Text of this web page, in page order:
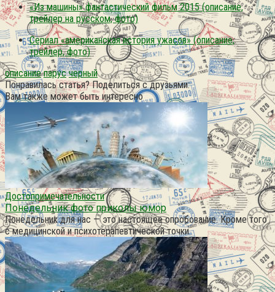
«Из машины» фантастический фильм 2015 (описание,
трейлер на русском, фото)
Сериал «американская история ужасов» (описание,
трейлер, фото)
описание парус черный
Понравилась статья? Поделиться с друзьями:
Вам также может быть интересно
Достопримечательности
Понедельник фото приколы юмор
Понедельник для нас — это настоящее опробование. Кроме того
с медицинской и психотерапевтической точки